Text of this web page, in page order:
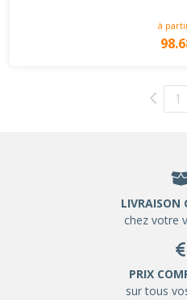
à
1
LIVRAISON
chez votre
PRIX
sur tous